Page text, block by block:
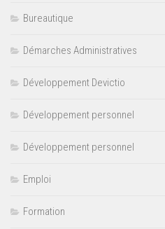
Bureautique
Démarches Administratives
Développement Devictio
Développement personnel
Développement personnel
Emploi
Formation